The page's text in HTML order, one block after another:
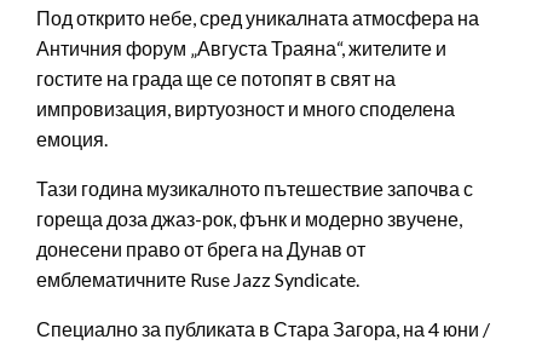
Под открито небе, сред уникалната атмосфера на
Античния форум „Августа Траяна“, жителите и
гостите на града ще се потопят в свят на
импровизация, виртуозност и много споделена
емоция.
Тази година музикалното пътешествие започва с
гореща доза джаз-рок, фънк и модерно звучене,
донесени право от брега на Дунав от
емблематичните Ruse Jazz Syndicate.
Специално за публиката в Стара Загора, на 4 юни /